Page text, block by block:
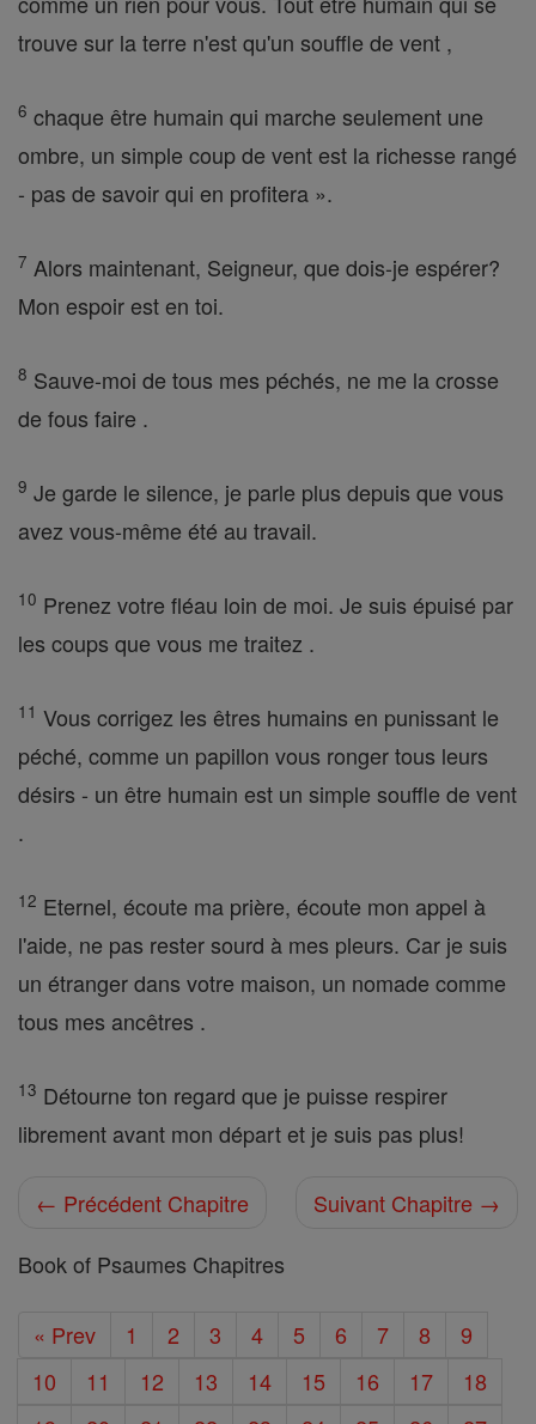
trouve sur la terre n'est qu'un souffle de vent ,
6 chaque être humain qui marche seulement une
ombre, un simple coup de vent est la richesse rangé
- pas de savoir qui en profitera ».
7 Alors maintenant, Seigneur, que dois-je espérer?
Mon espoir est en toi.
8 Sauve-moi de tous mes péchés, ne me la crosse
de fous faire .
9 Je garde le silence, je parle plus depuis que vous
avez vous-même été au travail.
10 Prenez votre fléau loin de moi. Je suis épuisé par
les coups que vous me traitez .
11 Vous corrigez les êtres humains en punissant le
péché, comme un papillon vous ronger tous leurs
désirs - un être humain est un simple souffle de vent
.
12 Eternel, écoute ma prière, écoute mon appel à
l'aide, ne pas rester sourd à mes pleurs. Car je suis
un étranger dans votre maison, un nomade comme
tous mes ancêtres .
13 Détourne ton regard que je puisse respirer
librement avant mon départ et je suis pas plus!
← Précédent Chapitre
Suivant Chapitre →
Book of Psaumes Chapitres
« Prev 1 2 3 4 5 6 7 8
9
10
11 12 13 14 15 16 17
18